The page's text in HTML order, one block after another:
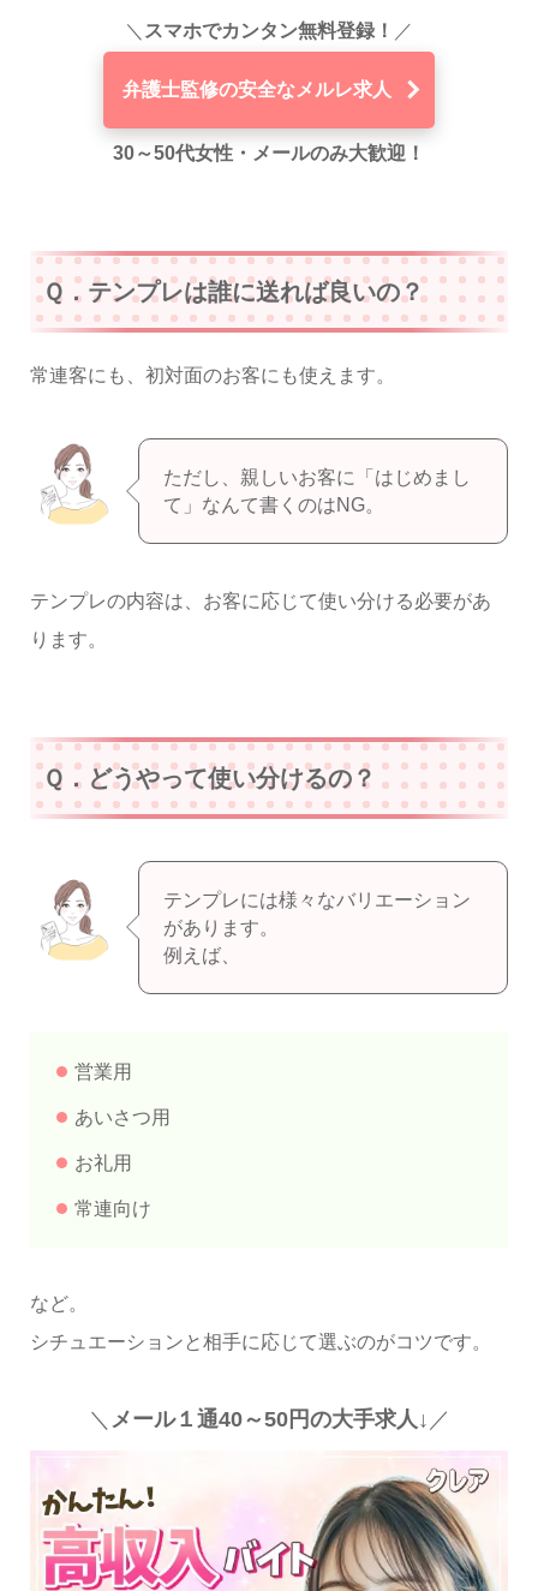
＼ スマホでカンタン無料登録！ ／
弁護士監修の安全なメルレ求人
30～50代女性・メールのみ大歓迎！
Ｑ．テンプレは誰に送れば良いの？
常連客にも、初対面のお客にも使えます。
ただし、親しいお客に「はじめまし
て」なんて書くのはNG。
テンプレの内容は、お客に応じて使い分ける必要があ
ります。
Ｑ．どうやって使い分けるの？
テンプレには様々なバリエーション
があります。
例えば、
営業用
あいさつ用
お礼用
常連向け
など。
シチュエーションと相手に応じて選ぶのがコツです。
＼ メール１通40～50円の大手求人↓ ／